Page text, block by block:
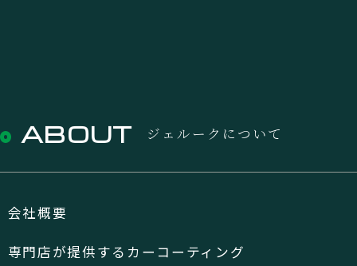
ABOUT ジェルークについて
会社概要
専門店が提供するカーコーティング